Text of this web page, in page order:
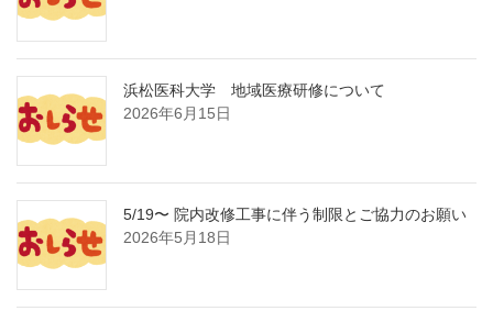
浜松医科大学 地域医療研修について
2026年6月15日
5/19〜 院内改修工事に伴う制限とご協力のお願い
2026年5月18日